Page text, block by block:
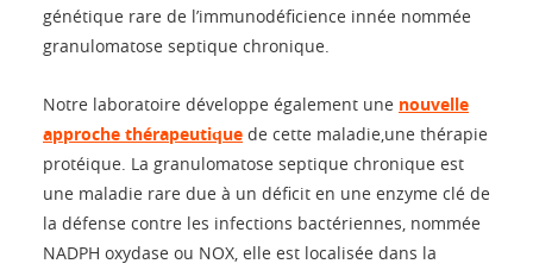
génétique rare de l’immunodéficience innée nommée
granulomatose septique chronique.
Notre laboratoire développe également une nouvelle
approche thérapeutique de cette maladie,une thérapie
protéique. La granulomatose septique chronique est
une maladie rare due à un déficit en une enzyme clé de
la défense contre les infections bactériennes, nommée
NADPH oxydase ou NOX, elle est localisée dans la